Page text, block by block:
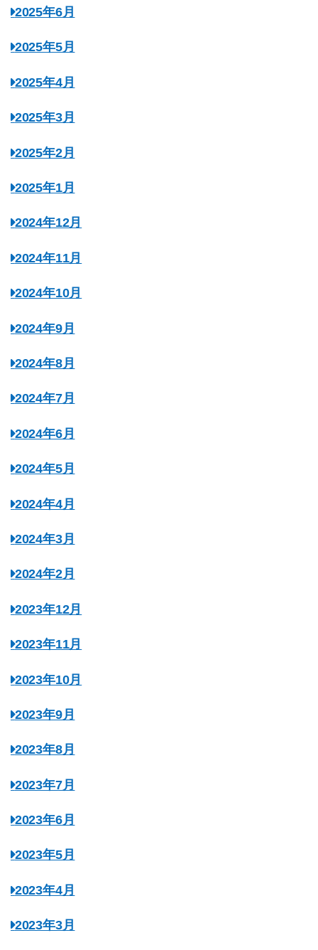
2025年6月
2025年5月
2025年4月
2025年3月
2025年2月
2025年1月
2024年12月
2024年11月
2024年10月
2024年9月
2024年8月
2024年7月
2024年6月
2024年5月
2024年4月
2024年3月
2024年2月
2023年12月
2023年11月
2023年10月
2023年9月
2023年8月
2023年7月
2023年6月
2023年5月
2023年4月
2023年3月